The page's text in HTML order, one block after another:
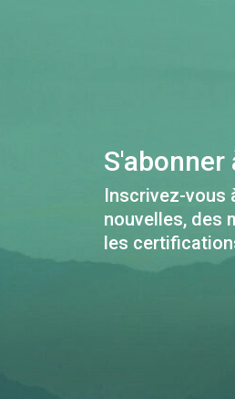
Inscrivez-vous
nouvelles, des
les